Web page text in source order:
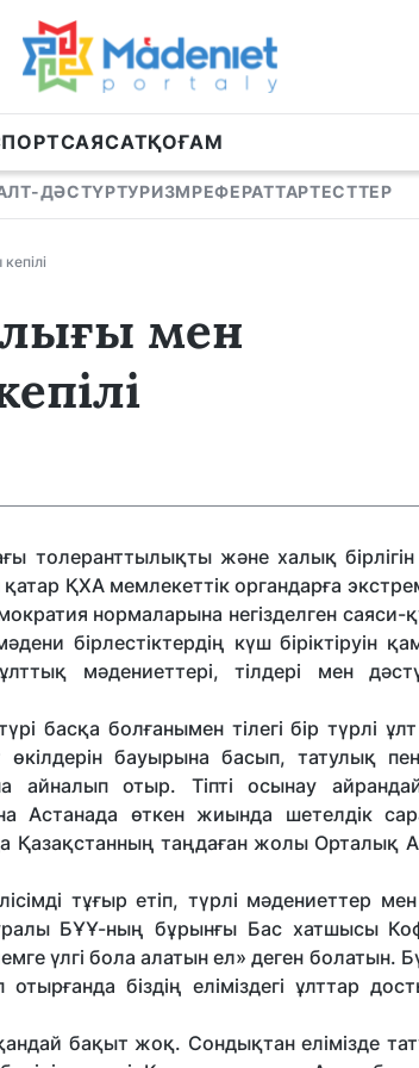
САЯСАТҚОҒАМ
ДӘСТҮРТУРИЗМРЕФЕРАТТАРТЕСТТЕР
мен
толеранттылықты және халық бірлігін
қатар ҚХА мемлекеттік органдарға
нормаларына негізделген
бірлестіктердің күш біріктіруін
мәдениеттері, тілдері мен
басқа болғанымен тілегі бір түрлі ұлт
бауырына басып, татулық пен
айналып отыр. Тіпті осынау
Астанада өткен жиында шетелдік
Қазақстанның таңдаған жолы Орталық
тұғыр етіп, түрлі мәдениеттер мен
БҰҰ-ның бұрынғы Бас хатшысы
үлгі бола алатын ел» деген болатын.
біздің еліміздегі ұлттар
бақыт жоқ. Сондықтан елімізде